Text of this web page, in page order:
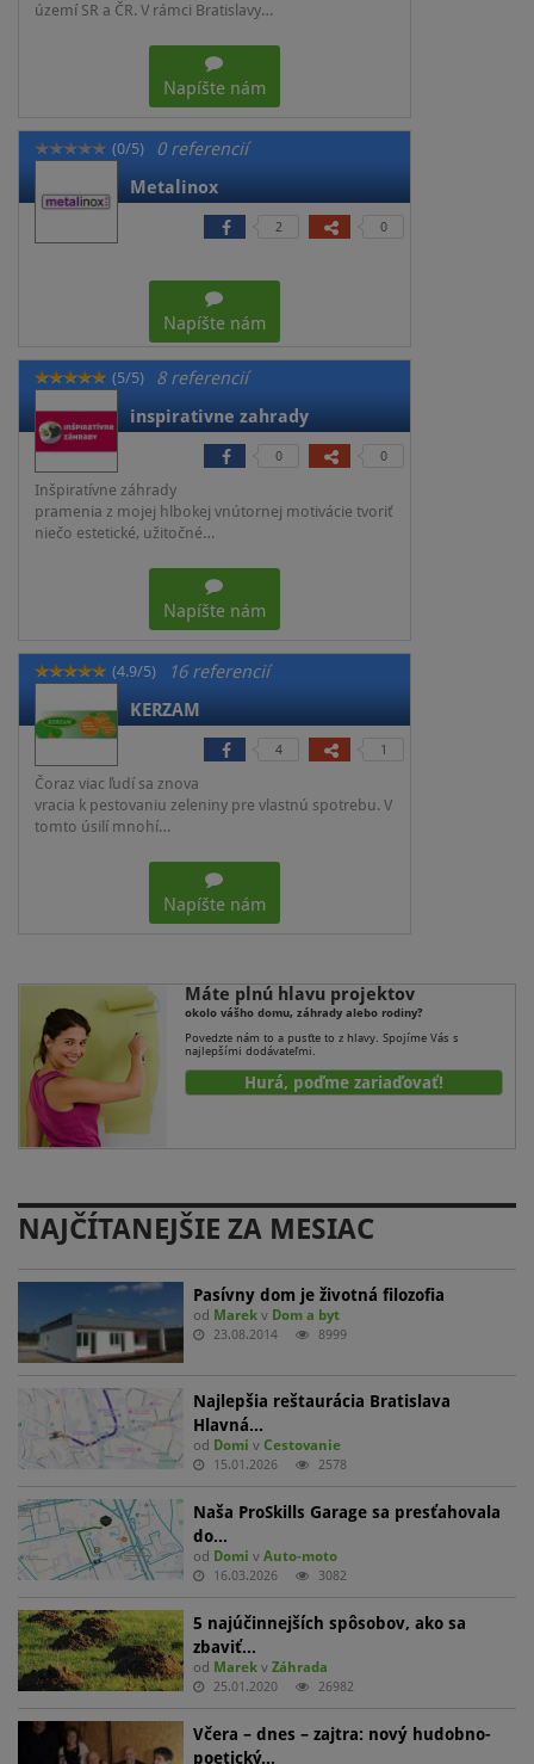
území SR a ČR. V rámci Bratislavy…
Napíšte nám
(0/5)
0 referencií
Metalinox
2 0
Napíšte nám
(5/5)
8 referencií
inspirativne zahrady
0 0
Inšpiratívne záhrady
pramenia z mojej hlbokej vnútornej motivácie tvoriť
niečo estetické, užitočné…
Napíšte nám
(4.9/5)
16 referencií
KERZAM
4 1
Čoraz viac ľudí sa znova
vracia k pestovaniu zeleniny pre vlastnú spotrebu. V
tomto úsilí mnohí…
Napíšte nám
Máte plnú hlavu projektov
okolo vášho domu, záhrady alebo rodiny?
Povedzte nám to a pusťte to z hlavy. Spojíme Vás s
najlepšími dodávateľmi.
Hurá, poďme zariaďovať!
NAJČÍTANEJŠIE ZA MESIAC
Pasívny dom je životná filozofia
od Marek v Dom a byt
23.08.2014 8999
Najlepšia reštaurácia Bratislava
Hlavná…
od Domi vCestovanie
15.01.2026 2578
Naša ProSkills Garage sa presťahovala
do…
od Domi vAuto-moto
16.03.2026 3082
5 najúčinnejších spôsobov, ako sa
zbaviť…
od Marek vZáhrada
25.01.2020 26982
Včera – dnes – zajtra: nový hudobno-
poetický…